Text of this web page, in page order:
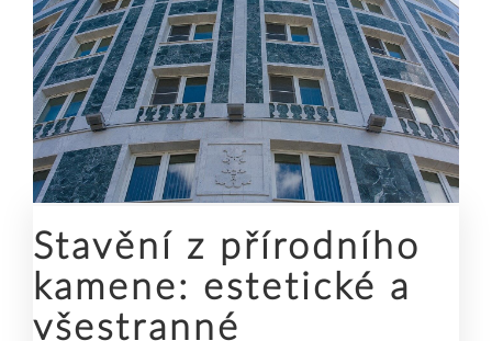
Stavění z přírodního
kamene: estetické a
všestranné